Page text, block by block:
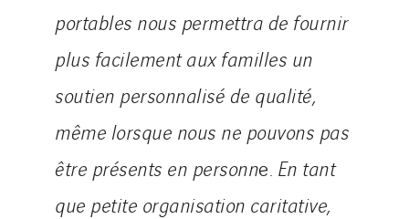
portables nous permettra de fournir
plus facilement aux familles un
soutien personnalisé de qualité,
même lorsque nous ne pouvons pas
être présents en personne . En tant
que petite organisation caritative,